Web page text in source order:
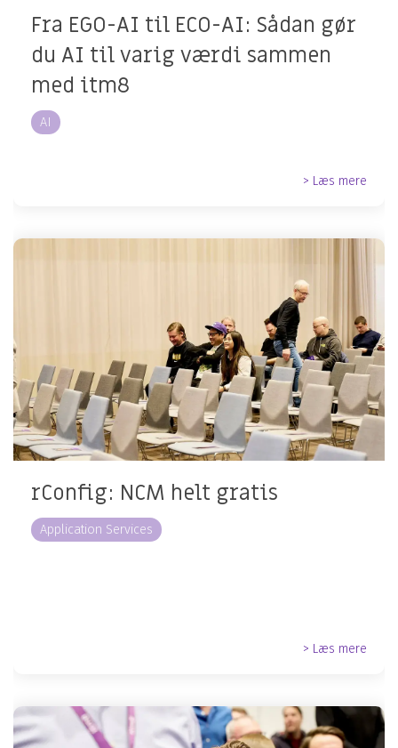
Fra EGO-AI til ECO-AI: Sådan gør
du AI til varig værdi sammen
med itm8
AI
> Læs mere
rConfig: NCM helt gratis
Application Services
> Læs mere